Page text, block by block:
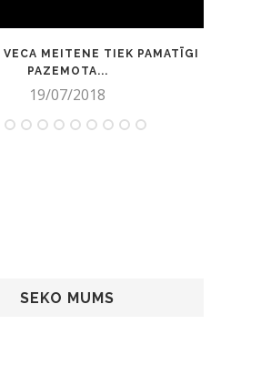
VECA MEITENE TIEK PAMATĪGI
PAZEMOTA...
19/07/2018
SEKO MUMS